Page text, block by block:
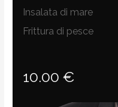
Insalata di mare
Frittura di pesce
10.00 €